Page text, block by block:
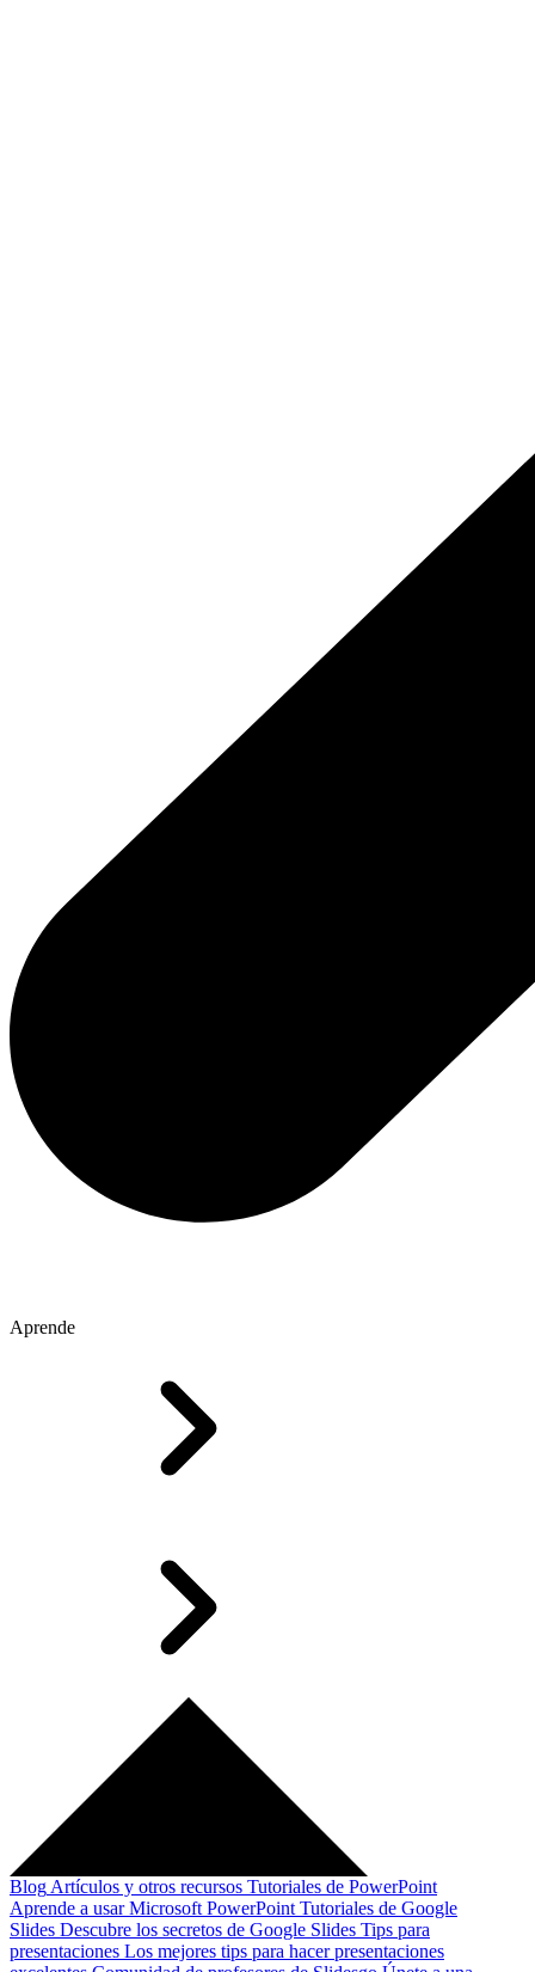
Aprende
Blog Artículos y otros recursos Tutoriales de PowerPoint
Aprende a usar Microsoft PowerPoint Tutoriales de Google
Slides Descubre los secretos de Google Slides Tips para
presentaciones Los mejores tips para hacer presentaciones